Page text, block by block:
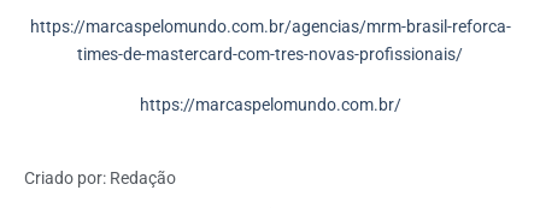
https://marcaspelomundo.com.br/agencias/mrm-brasil-reforca-
times-de-mastercard-com-tres-novas-profissionais/
https://marcaspelomundo.com.br/
Criado por: Redação